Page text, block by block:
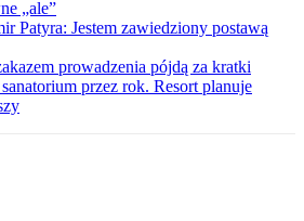
„ale”
Patyra: Jestem zawiedziony postawą
prowadzenia pójdą za kratki
przez rok. Resort planuje